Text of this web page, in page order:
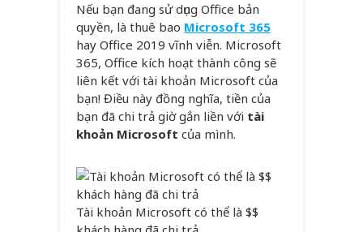
Nếu bạn đang sử dụng Office bản
quyền, là thuê bao Microsoft 365
hay Office 2019 vĩnh viễn. Microsoft
365, Office kích hoạt thành công sẽ
liên kết với tài khoản Microsoft của
bạn! Điều này đồng nghĩa, tiền của
bạn đã chi trả giờ gắn liền với tài
khoản Microsoft của mình.
Tài khoản Microsoft có thể là $$